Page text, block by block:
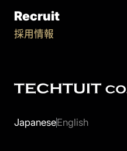
JapaneseEnglish
Recruit
採用情報